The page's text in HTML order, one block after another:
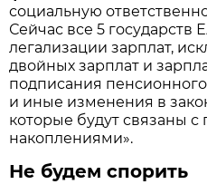
социальную
Сейчас все 5 государств
легализации зарплат,
двойных зарплат и
подписания
и иные изменения в
которые будут связаны
накоплениями».
Не будем спорить